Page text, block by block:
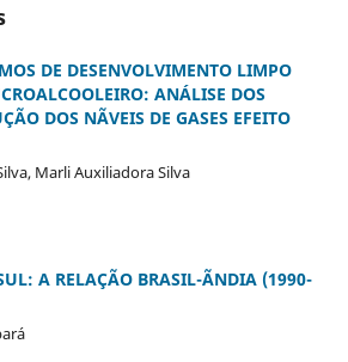
DE DESENVOLVIMENTO LIMPO
ANÁLISE DOS
DOS NÃVEIS DE GASES EFEITO
Marli Auxiliadora Silva
A RELAÇÃO BRASIL-ÃNDIA (1990-